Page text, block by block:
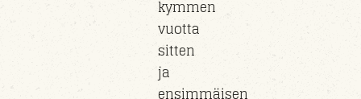
kymmen
vuotta
sitten
ja
ensimmäisen